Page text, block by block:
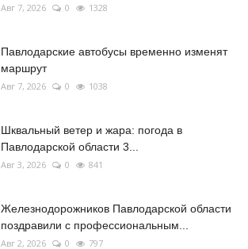
Авг 7, 2026 0 1328
Павлодарские автобусы временно изменят
маршрут
Авг 7, 2026 0 1038
Шквальный ветер и жара: погода в
Павлодарской области 3...
Авг 3, 2026 0 841
Железнодорожников Павлодарской области
поздравили с профессиональным...
Авг 2, 2026 0 797